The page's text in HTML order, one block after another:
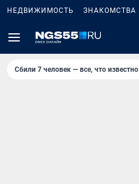
НЕДВИЖИМОСТЬ ЗНАКОМСТВА
Сбили 7 человек — все, что известно